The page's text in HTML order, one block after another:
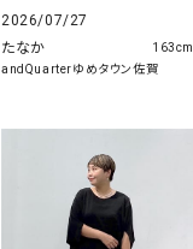
2026/07/27
たなか
andQuarterゆめタウン佐賀
163cm